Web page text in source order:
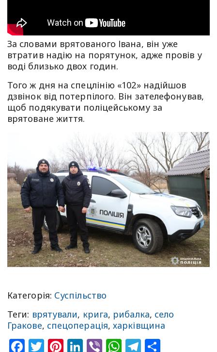
За словами врятованого Івана, він уже
втратив надію на порятунок, адже провів у
воді близько двох годин.
Того ж дня на спецлінію «102» надійшов
дзвінок від потерпілого. Він зателефонував,
щоб подякувати поліцейському за
врятоване життя.
Категорія: Суспільство
Теги: врятували, крига, рибалка, село
Гракове, спецоперація,харківщина
Facebook
Twitter
Pinterest
LinkedIn
ViberWhatsApp
Telegram